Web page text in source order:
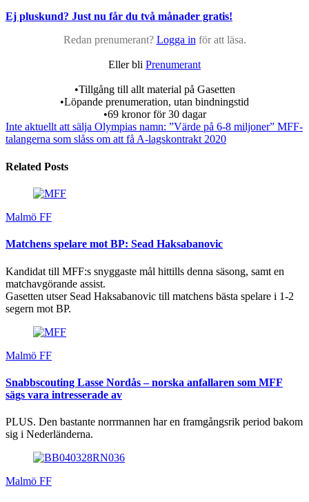
Ej pluskund? Just nu får du två månader gratis!
Redan prenumerant? Logga in för att läsa.
Eller bli Prenumerant
•Tillgång till allt material på Gasetten
•Löpande prenumeration, utan bindningstid
•69 kronor för 30 dagar
Inte aktuellt att sälja Olympias namn: ”Värde på 6-8 miljoner” MFF-
talangerna som slåss om att få A-lagskontrakt 2020
Related Posts
Malmö FF
Matchens spelare mot BP: Sead Haksabanovic
Kandidat till MFF:s snyggaste mål hittills denna säsong, samt en
matchavgörande assist.
Gasetten utser Sead Haksabanovic till matchens bästa spelare i 1-2
segern mot BP.
Malmö FF
Snabbscouting Lasse Nordås – norska anfallaren som MFF
sägs vara intresserade av
PLUS. Den bastante norrmannen har en framgångsrik period bakom
sig i Nederländerna.
Malmö FF